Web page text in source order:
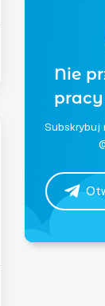
Nie
Subskrybuj